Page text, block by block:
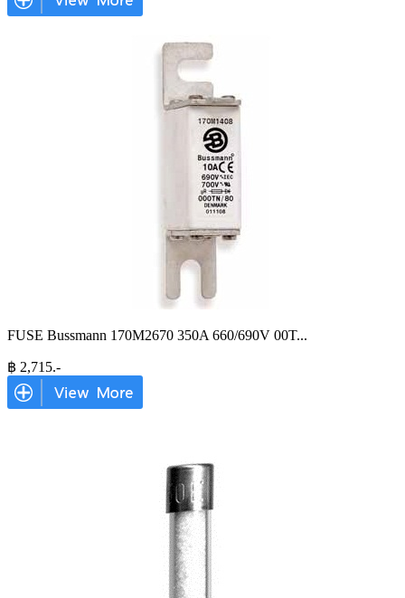
FUSE Bussmann 170M2670 350A 660/690V 00T...
฿ 2,715.-